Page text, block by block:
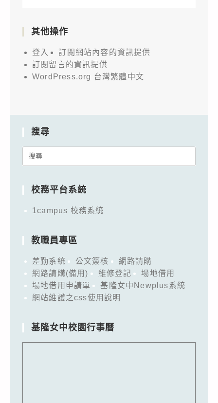
其他操作
登入
訂閱網站內容的資訊提供
訂閱留言的資訊提供
WordPress.org 台灣繁體中文
搜尋
Search
校務平台系統
1campus 校務系統
教職員專區
差勤系統 公文簽核
網路請購
網路請購(備用)
維修登記
場地借用
場地借用申請單
基隆女中Newplus系統
網站維護之css使用說明
基隆女中校園行事曆